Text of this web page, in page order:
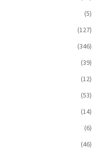
(5)
(127)
(346)
(39)
(12)
(53)
(14)
(6)
(46)